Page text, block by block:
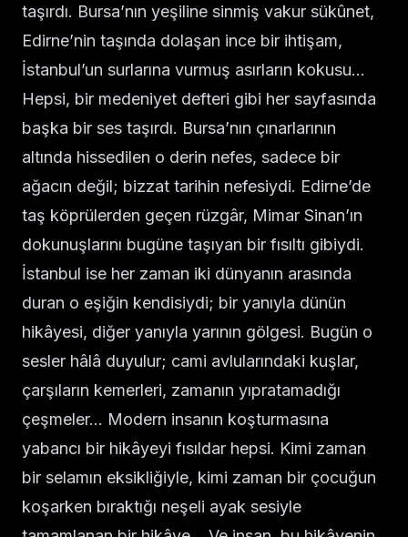
taşırdı. Bursa’nın yeşiline sinmiş vakur sükûnet,
Edirne’nin taşında dolaşan ince bir ihtişam,
İstanbul’un surlarına vurmuş asırların kokusu…
Hepsi, bir medeniyet defteri gibi her sayfasında
başka bir ses taşırdı. Bursa’nın çınarlarının
altında hissedilen o derin nefes, sadece bir
ağacın değil; bizzat tarihin nefesiydi. Edirne’de
taş köprülerden geçen rüzgâr, Mimar Sinan’ın
dokunuşlarını bugüne taşıyan bir fısıltı gibiydi.
İstanbul ise her zaman iki dünyanın arasında
duran o eşiğin kendisiydi; bir yanıyla dünün
hikâyesi, diğer yanıyla yarının gölgesi. Bugün o
sesler hâlâ duyulur; cami avlularındaki kuşlar,
çarşıların kemerleri, zamanın yıpratamadığı
çeşmeler… Modern insanın koşturmasına
yabancı bir hikâyeyi fısıldar hepsi. Kimi zaman
bir selamın eksikliğiyle, kimi zaman bir çocuğun
koşarken bıraktığı neşeli ayak sesiyle